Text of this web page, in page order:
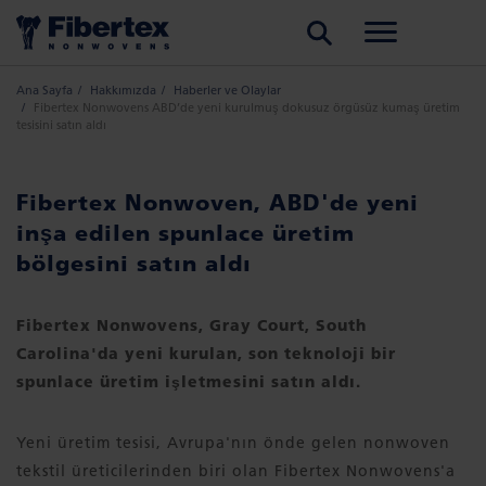
Ana Sayfa Hakkımızda
Haberler ve Olaylar
Fibertex Nonwovens ABD’de yeni kurulmuş dokusuz örgüsüz kumaş üretim
tesisini satın aldı
Fibertex Nonwoven, ABD'de yeni
inşa edilen spunlace üretim
bölgesini satın aldı
Fibertex Nonwovens, Gray Court, South
Carolina'da yeni kurulan, son teknoloji bir
spunlace üretim işletmesini satın aldı.
Yeni üretim tesisi, Avrupa'nın önde gelen nonwoven
tekstil üreticilerinden biri olan Fibertex Nonwovens'a